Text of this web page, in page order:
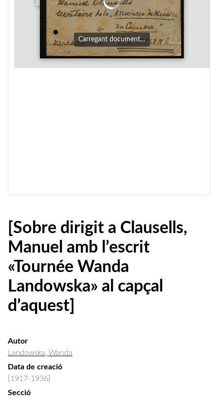
Carregant document…
[Sobre dirigit a Clausells,
Manuel amb l’escrit
«Tournée Wanda
Landowska» al capçal
d’aquest]
Autor
Landowska, Wanda
Data de creació
[1917-1936]
Secció